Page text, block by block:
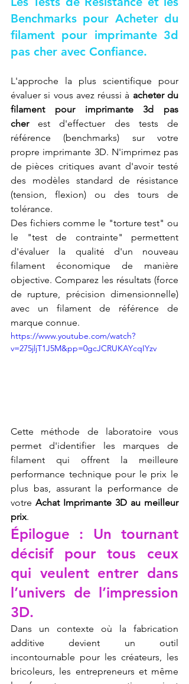
Benchmarks pour Acheter du
filament pour imprimante 3d
pas cher avec Confiance.
L'approche la plus scientifique pour
évaluer si vous avez réussi à acheter du
filament pour imprimante 3d pas
cher est d'effectuer des tests de
référence (benchmarks) sur votre
propre imprimante 3D. N'imprimez pas
de pièces critiques avant d'avoir testé
des modèles standard de résistance
(tension, flexion) ou des tours de
tolérance.
Des fichiers comme le "torture test" ou
le "test de contrainte" permettent
d'évaluer la qualité d'un nouveau
filament économique de manière
objective. Comparez les résultats (force
de rupture, précision dimensionnelle)
avec un filament de référence de
marque connue.
https://www.youtube.com/watch?
v=275jljT1J5M&pp=0gcJCRUKAYcqIYzv
Cette méthode de laboratoire vous
permet d'identifier les marques de
filament qui offrent la meilleure
performance technique pour le prix le
plus bas, assurant la performance de
votre Achat Imprimante 3D au meilleur
prix.
Épilogue : Un tournant
décisif pour tous ceux
qui veulent entrer dans
l’univers de l’impression
3D.
Dans un contexte où la fabrication
additive devient un outil
incontournable pour les créateurs, les
bricoleurs, les entrepreneurs et même